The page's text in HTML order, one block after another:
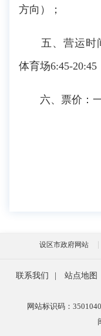
方向）；
五、营运时间
体育场6:45-20:45
六、票价：一
设区市政府网站
联系我们 站点地图
网站标识码：